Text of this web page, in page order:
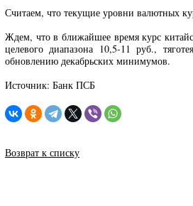
Считаем, что текущие уровни валютных
Ждем, что в ближайшее время курс
целевого диапазона 10,5-11 руб.,
обновлению декабрьских минимумов.
Источник: Банк ПСБ
Возврат к списку